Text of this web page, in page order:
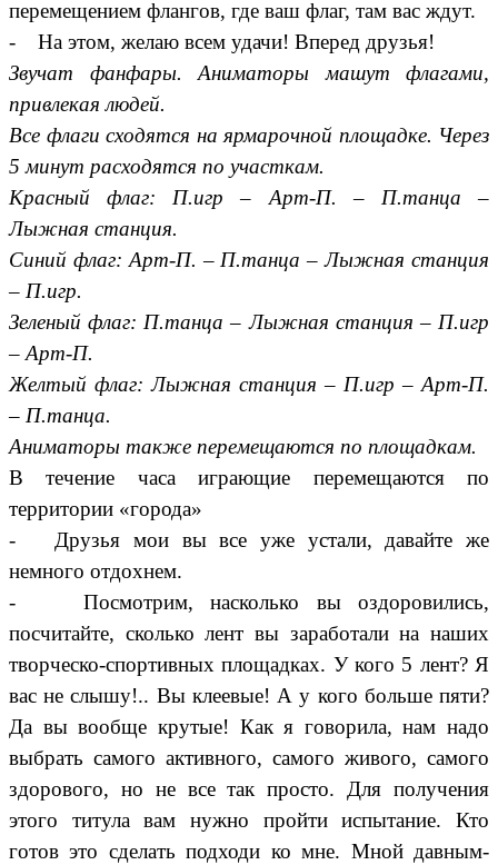
перемещением флангов, где ваш флаг, там вас ждут.
- На этом, желаю всем удачи! Вперед друзья!
Звучат фанфары. Аниматоры машут флагами,
привлекая людей.
Все флаги сходятся на ярмарочной площадке. Через
5 минут расходятся по участкам.
Красный флаг: П.игр – Арт-П. – П.танца –
Лыжная станция.
Синий флаг: Арт-П. – П.танца – Лыжная станция
– П.игр.
Зеленый флаг: П.танца – Лыжная станция – П.игр
– Арт-П.
Желтый флаг: Лыжная станция – П.игр – Арт-П.
– П.танца.
Аниматоры также перемещаются по площадкам.
В течение часа играющие перемещаются по
территории «города»
- Друзья мои вы все уже устали, давайте же
немного отдохнем.
- Посмотрим, насколько вы оздоровились,
посчитайте, сколько лент вы заработали на наших
творческо-спортивных площадках. У кого 5 лент? Я
вас не слышу!.. Вы клеевые! А у кого больше пяти?
Да вы вообще крутые! Как я говорила, нам надо
выбрать самого активного, самого живого, самого
здорового, но не все так просто. Для получения
этого титула вам нужно пройти испытание. Кто
готов это сделать подходи ко мне. Мной давным-